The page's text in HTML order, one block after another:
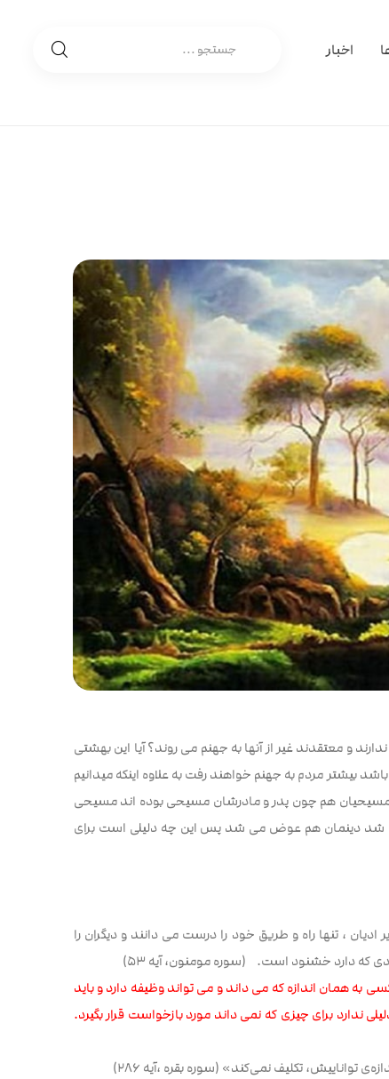
اخبار
و معتقدند غیر از آنها به جهنم می روند؟ آیا این بهشتی
بیشتر مردم به جهنم خواهند رفت به علاوه اینکه میدانیم
مسیحیان هم چون پدر و مادرشان مسیحی بوده اند مسیحی
شد دینمان هم عوض می شد پس این چه دلیلی است برای
، تنها راه و طریق خود را درست می دانند و دیگران را
که دارد خشنود است. (سوره مومنون،‌ آیه ۵۳)
به همان اندازه که می داند و می تواند وظیفه دارد و باید
برای چیزی که نمی داند مورد بازخواست قرار بگیرد.
تواناییش، تکلیف نمى‌کند» (سوره بقره ،‌آیه ۲۸۶)